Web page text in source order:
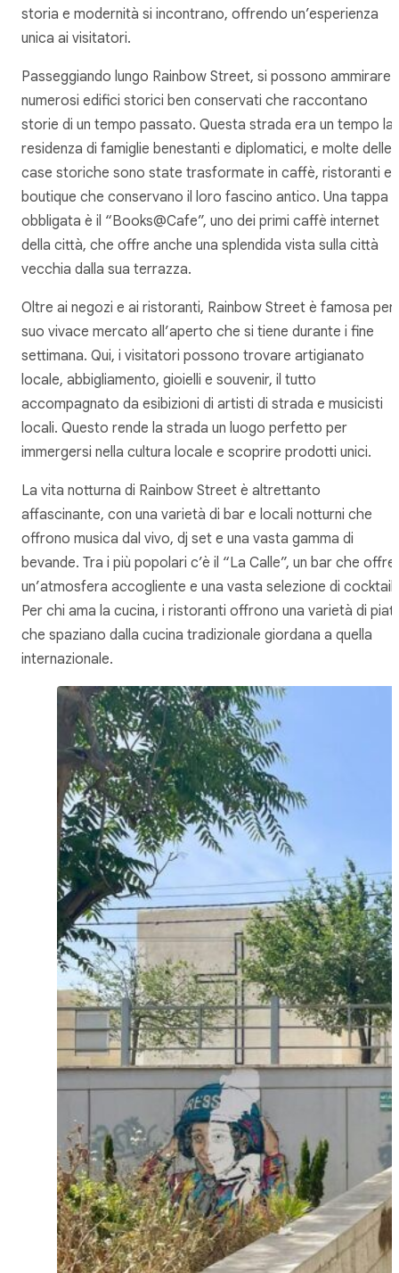
storia e modernità si incontrano, offrendo un’esperienza
unica ai visitatori.
Passeggiando lungo Rainbow Street, si possono ammirare
numerosi edifici storici ben conservati che raccontano
storie di un tempo passato. Questa strada era un tempo la
residenza di famiglie benestanti e diplomatici, e molte delle
case storiche sono state trasformate in caffè, ristoranti e
boutique che conservano il loro fascino antico. Una tappa
obbligata è il “Books@Cafe”, uno dei primi caffè internet
della città, che offre anche una splendida vista sulla città
vecchia dalla sua terrazza.
Oltre ai negozi e ai ristoranti, Rainbow Street è famosa per
suo vivace mercato all’aperto che si tiene durante i fine
settimana. Qui, i visitatori possono trovare artigianato
locale, abbigliamento, gioielli e souvenir, il tutto
accompagnato da esibizioni di artisti di strada e musicisti
locali. Questo rende la strada un luogo perfetto per
immergersi nella cultura locale e scoprire prodotti unici.
La vita notturna di Rainbow Street è altrettanto
affascinante, con una varietà di bar e locali notturni che
offrono musica dal vivo, dj set e una vasta gamma di
bevande. Tra i più popolari c’è il “La Calle”, un bar che offre
un’atmosfera accogliente e una vasta selezione di cocktail.
Per chi ama la cucina, i ristoranti offrono una varietà di
che spaziano dalla cucina tradizionale giordana a quella
internazionale.